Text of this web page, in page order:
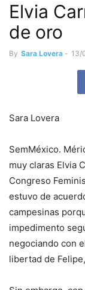
Elvia
de oro
By Sara Lovera - 13/
Sara Lovera
SemMéxico.
muy claras Elvia
Congreso
estuvo de
campesinas
impedimento
negociando con
libertad de